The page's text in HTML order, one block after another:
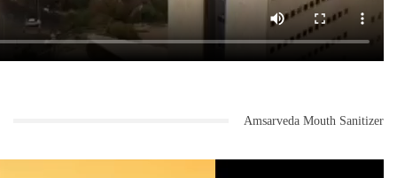
Amsarveda Mouth Sanitizer